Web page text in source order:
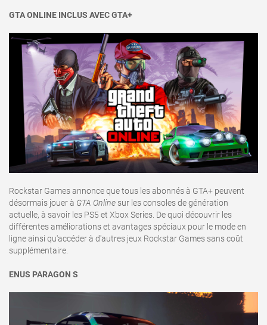
GTA ONLINE INCLUS AVEC GTA+
Rockstar Games annonce que tous les abonnés à GTA+ peuvent
désormais jouer à GTA Online sur les consoles de génération
actuelle, à savoir les PS5 et Xbox Series. De quoi découvrir les
différentes améliorations et avantages spéciaux pour le mode en
ligne ainsi qu'accéder à d'autres jeux Rockstar Games sans coût
supplémentaire.
ENUS PARAGON S